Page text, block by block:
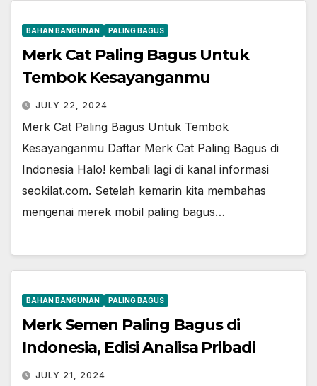
BAHAN BANGUNAN PALING BAGUS
Merk Cat Paling Bagus Untuk
Tembok Kesayanganmu
JULY 22, 2024
Merk Cat Paling Bagus Untuk Tembok
Kesayanganmu Daftar Merk Cat Paling Bagus di
Indonesia Halo! kembali lagi di kanal informasi
seokilat.com. Setelah kemarin kita membahas
mengenai merek mobil paling bagus…
BAHAN BANGUNAN PALING BAGUS
Merk Semen Paling Bagus di
Indonesia, Edisi Analisa Pribadi
JULY 21, 2024